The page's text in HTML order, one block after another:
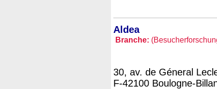
Aldea
Branche:
30, av. de Géneral
F-42100 Boulogne-